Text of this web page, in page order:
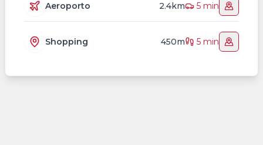
Aeroporto 2.4km 5 min
Shopping 450m 5 min